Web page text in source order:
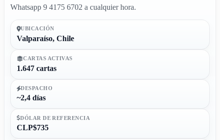
Whatsapp 9 4175 6702 a cualquier hora.
UBICACIÓN
Valparaíso, Chile
CARTAS ACTIVAS
1.647 cartas
DESPACHO
~2,4 días
DÓLAR DE REFERENCIA
CLP$735